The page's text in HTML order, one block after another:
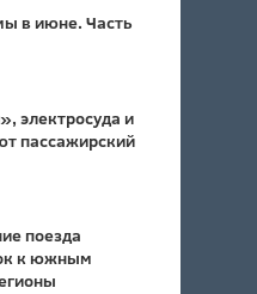
в июне. Часть
электросуда и
пассажирский
поезда
к южным